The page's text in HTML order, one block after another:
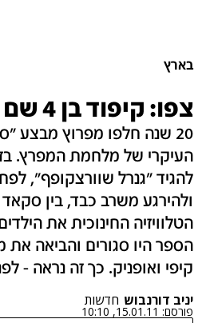
בארץ
צפו: קיפוד בן 4 שם מסיכת אב"כ
20 שנה חלפו מפרוץ מבצע
העיקרי של מלחמת המפרץ.
להגיד "גנרל שוורצקופף",
ולהירגע משרב כבד, בין
הטלוויזיה החינוכית את
הספר היו סגורים והביאה את
קיפי ואופניק. כך זה נראה - לפני 20
יניב דורנבוש חדשות
פורסם: 15.01.11, 10:10